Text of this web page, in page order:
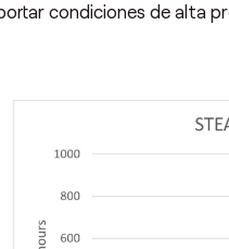
condiciones de alta